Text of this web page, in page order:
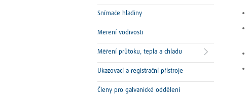
Snímače hladiny
Měření vodivosti
Měření průtoku, tepla a chladu
Ukazovací a registrační přístroje
Členy pro galvanické oddělení